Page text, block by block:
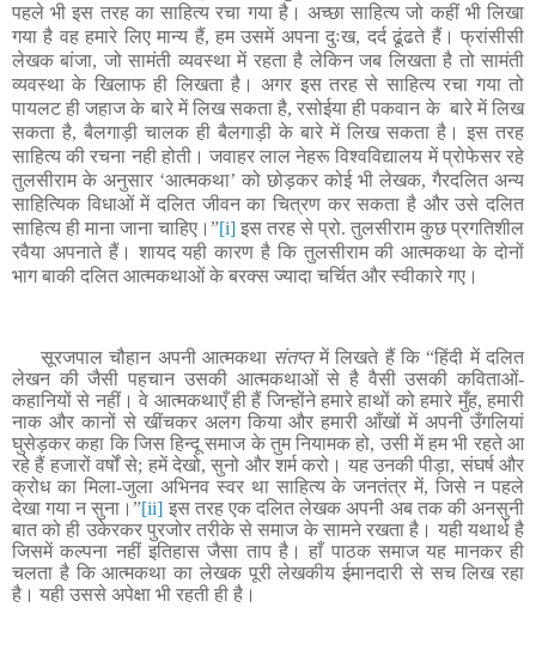
पहले भी इस तरह का साहित्य रचा गया है। अच्छा साहित्य जो कहीं भी लिखा
गया है वह हमारे लिए मान्य हैं,हम उसमें अपना दुःख, दर्द ढूंढते हैं। फ्रांसीसी
लेखक बांजा, जो सामंती व्यवस्था में रहता है लेकिन जब लिखता है तो सामंती
व्यवस्था के खिलाफ ही लिखता है। अगर इस तरह से साहित्य रचा गया तो
पायलट ही जहाज के बारे में लिख सकता है,रसोईया ही पकवान के बारे में लिख
सकता है, बैलगाड़ी चालक ही बैलगाड़ी के बारे में लिख सकता है। इस तरह
साहित्य की रचना नही होती। जवाहर लाल नेहरू विश्वविद्यालय में प्रोफेसर रहे
तुलसीराम के अनुसार ‘आत्मकथा’ को छोड़कर कोई भी लेखक, गैरदलित अन्य
साहित्यिक विधाओं में दलित जीवन का चित्रण कर सकता है और उसे दलित
साहित्य ही माना जाना चाहिए।”[i] इस तरह से प्रो. तुलसीराम कुछ प्रगतिशील
रवैया अपनाते हैं। शायद यही कारण है कि तुलसीराम की आत्मकथा के दोनों
भाग बाकी दलित आत्मकथाओं के बरक्स ज्यादा चर्चित और स्वीकारे गए।
सूरजपाल चौहान अपनी आत्मकथा संतप्तमें लिखते हैं कि “हिंदी में दलित
लेखन की जैसी पहचान उसकी आत्मकथाओं से है वैसी उसकी कविताओं-
कहानियों से नहीं। वे आत्मकथाएँ ही हैं जिन्होंने हमारे हाथों को हमारे मुँह, हमारी
नाक और कानों से खींचकर अलग किया और हमारी आँखों में अपनी उँगलियां
घुसेड़कर कहा कि जिस हिन्दू समाज के तुम नियामक हो, उसी में हम भी रहते आ
रहे हैं हजारों वर्षों से; हमें देखो, सुनो और शर्म करो। यह उनकी पीड़ा, संघर्ष और
क्रोध का मिला-जुला अभिनव स्वर था साहित्य के जनतंत्र में, जिसे न पहले
देखा गया न सुना।”[ii] इस तरह एक दलित लेखक अपनी अब तक की अनसुनी
बात को ही उकेरकर पुरजोर तरीके से समाज के सामने रखता है। यही यथार्थ है
जिसमें कल्पना नहीं इतिहास जैसा ताप है। हाँ पाठक समाज यह मानकर ही
चलता है कि आत्मकथा का लेखक पूरी लेखकीय ईमानदारी से सच लिख रहा
है। यही उससे अपेक्षा भी रहती ही है।